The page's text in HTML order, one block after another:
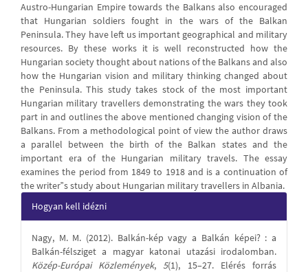
Austro-Hungarian Empire towards the Balkans also encouraged
that Hungarian soldiers fought in the wars of the Balkan
Peninsula. They have left us important geographical and military
resources. By these works it is well reconstructed how the
Hungarian society thought about nations of the Balkans and also
how the Hungarian vision and military thinking changed about
the Peninsula. This study takes stock of the most important
Hungarian military travellers demonstrating the wars they took
part in and outlines the above mentioned changing vision of the
Balkans. From a methodological point of view the author draws
a parallel between the birth of the Balkan states and the
important era of the Hungarian military travels. The essay
examines the period from 1849 to 1918 and is a continuation of
the writer‟s study about Hungarian military travellers in Albania.
Article
Details
Hogyan kell idézni
Nagy, M. M. (2012). Balkán-kép vagy a Balkán képei? : a
Balkán-félsziget a magyar katonai utazási irodalomban.
Közép-Európai Közlemények, 5(1), 15–27. Elérés forrás